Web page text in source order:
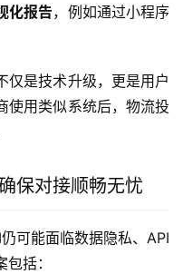
化报告，例如通过小程序
仅是技术升级，更是用户
使用类似系统后，物流投
保对接顺畅无忧
可能面临数据隐私、API
括：